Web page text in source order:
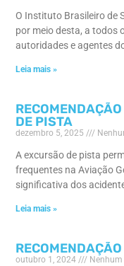
O Instituto Brasileiro de
por meio desta, a todos
autoridades e agentes
Leia mais »
DE PISTA
dezembro 5, 2025
A excursão de pista
frequentes na Aviação
significativa dos
Leia mais »
outubro 1, 2024